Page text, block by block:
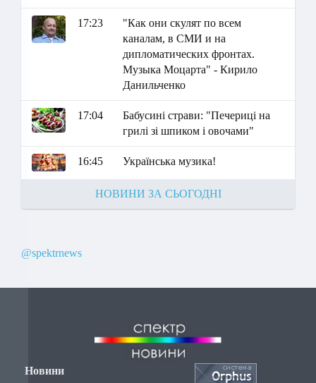
17:23
"Как они скулят по всем
каналам, в СМИ и на
дипломатических фронтах.
Музыка Моцарта" - Кирило
Данильченко
17:04
Бабусині страви: "Печериці на
грилі зі шпиком і овочами"
16:45 Українська музика!
НОВИНИ ЗА СЬОГОДНІ
@spektrnews
Новини